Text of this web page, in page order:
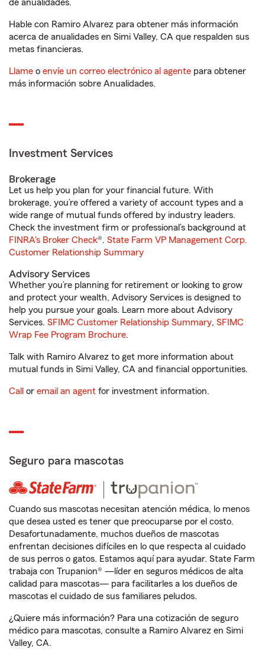
de anualidades.
Hable con Ramiro Alvarez para obtener más información
acerca de anualidades en Simi Valley, CA que respalden sus
metas financieras.
Llame o envíe un correo electrónico al agente para obtener
más información sobre Anualidades.
Investment Services
Brokerage
Let us help you plan for your financial future. With
brokerage, you’re offered a variety of account types and a
wide range of mutual funds offered by industry leaders.
Check the investment firm or professional’s background at
FINRA's Broker Check®. State Farm VP Management Corp.
Customer Relationship Summary
Advisory Services
Whether you’re planning for retirement or looking to grow
and protect your wealth, Advisory Services is designed to
help you pursue your goals. Learn more about Advisory
Services. SFIMC Customer Relationship Summary, SFIMC
Wrap Fee Program Brochure.
Talk with Ramiro Alvarez to get more information about
mutual funds in Simi Valley, CA and financial opportunities.
Call or email an agent for investment information.
Seguro para mascotas
Cuando sus mascotas necesitan atención médica, lo menos
que desea usted es tener que preocuparse por el costo.
Desafortunadamente, muchos dueños de mascotas
enfrentan decisiones difíciles en lo que respecta al cuidado
de sus perros o gatos. Estamos aquí para ayudar. State Farm
trabaja con Trupanion® —líder en seguros médicos de alta
calidad para mascotas— para facilitarles a los dueños de
mascotas el cuidado de sus familiares peludos.
¿Quiere más información? Para una cotización de seguro
médico para mascotas, consulte a Ramiro Alvarez en Simi
Valley, CA.